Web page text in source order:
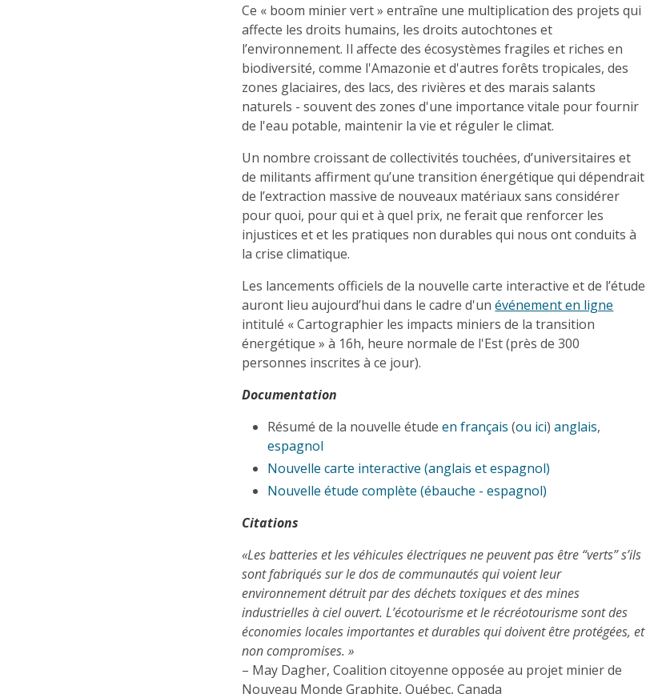
Ce « boom minier vert » entraîne une multiplication des projets qui
affecte les droits humains, les droits autochtones et
l’environnement. Il affecte des écosystèmes fragiles et riches en
biodiversité, comme l'Amazonie et d'autres forêts tropicales, des
zones glaciaires, des lacs, des rivières et des marais salants
naturels - souvent des zones d'une importance vitale pour fournir
de l'eau potable, maintenir la vie et réguler le climat.
Un nombre croissant de collectivités touchées, d’universitaires et
de militants affirment qu’une transition énergétique qui dépendrait
de l’extraction massive de nouveaux matériaux sans considérer
pour quoi, pour qui et à quel prix, ne ferait que renforcer les
injustices et et les pratiques non durables qui nous ont conduits à
la crise climatique.
Les lancements officiels de la nouvelle carte interactive et de l’étude
auront lieu aujourd’hui dans le cadre d'unévénement en ligne
intitulé « Cartographier les impacts miniers de la transition
énergétique » à 16h, heure normale de l'Est (près de 300
personnes inscrites à ce jour).
Documentation
Résumé de la nouvelle étudeen français (ou ici)anglais,
espagnol
Nouvelle carte interactive (anglais et espagnol)
Nouvelle étude complète (ébauche - espagnol)
Citations
«Les batteries et les véhicules électriques ne peuvent pas être “verts” s’ils
sont fabriqués sur le dos de communautés qui voient leur
environnement détruit par des déchets toxiques et des mines
industrielles à ciel ouvert. L’écotourisme et le récréotourisme sont des
économies locales importantes et durables qui doivent être protégées, et
non compromises. »
– May Dagher, Coalition citoyenne opposée au projet minier de
Nouveau Monde Graphite, Québec, Canada